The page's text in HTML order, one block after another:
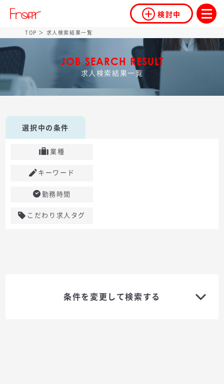
検討中
TOP ＞ 求人検索結果一覧
JOB SEARCH RESULT
求人検索結果一覧
選択中の条件
業種
キーワード
勤務時間
こだわり求人タグ
条件を変更して検索する